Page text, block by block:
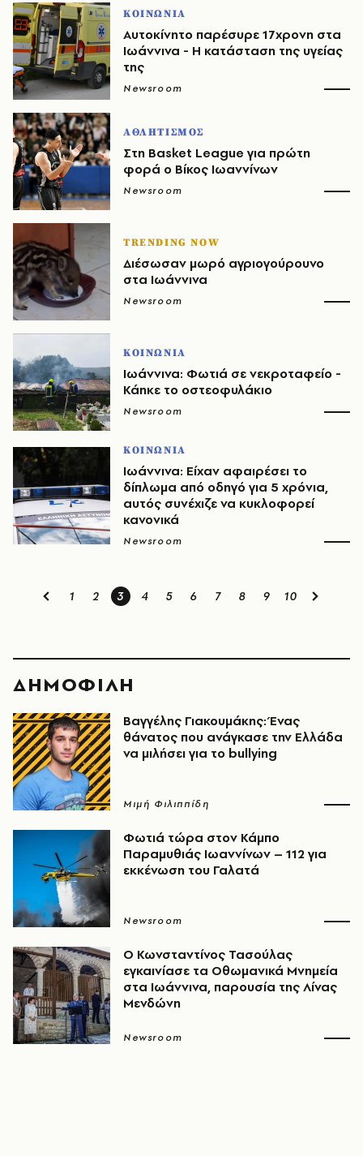
ΚΟΙΝΩΝΙΑ
Αυτοκίνητο παρέσυρε 17χρονη στα
Ιωάννινα - Η κατάσταση της υγείας
της
Newsroom
ΑΘΛΗΤΙΣΜΟΣ
Στη Basket League για πρώτη
φορά o Βίκος Ιωαννίνων
Newsroom
TRENDING NOW
Διέσωσαν μωρό αγριογούρουνο
στα Ιωάννινα
Newsroom
ΚΟΙΝΩΝΙΑ
Ιωάννινα: Φωτιά σε νεκροταφείο -
Κάηκε το οστεοφυλάκιο
Newsroom
ΚΟΙΝΩΝΙΑ
Ιωάννινα: Είχαν αφαιρέσει το
δίπλωμα από οδηγό για 5 χρόνια,
αυτός συνέχιζε να κυκλοφορεί
κανονικά
Newsroom
1 2 3 4 5 6 7 8 9 10
ΔΗΜΟΦΙΛΗ
Βαγγέλης Γιακουμάκης: Ένας
θάνατος που ανάγκασε την Ελλάδα
να μιλήσει για το bullying
Μιμή Φιλιππίδη
Φωτιά τώρα στον Κάμπο
Παραμυθιάς Ιωαννίνων – 112 για
εκκένωση του Γαλατά
Newsroom
Ο Κωνσταντίνος Τασούλας
εγκαινίασε τα Οθωμανικά Μνημεία
στα Ιωάννινα, παρουσία της Λίνας
Μενδώνη
Newsroom